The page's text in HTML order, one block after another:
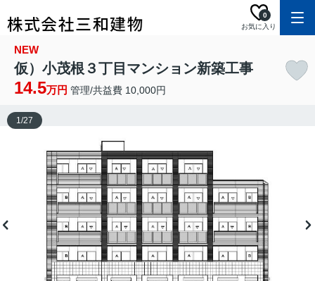
お気に入り
0
NEW
仮）小茂根３丁目マンション新築工事
14.5万円 管理/共益費 10,000円
1/27